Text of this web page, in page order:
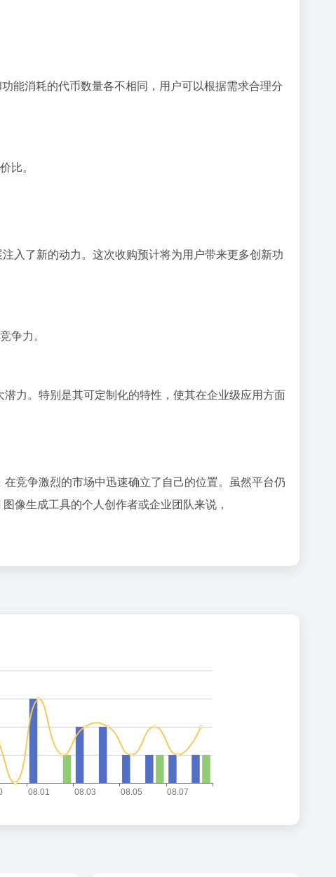
能消耗的代币数量各不相同，用户可以根据需求合理分
比。
入了新的动力。这次收购预计将为用户带来更多创新功
争力。
力。特别是其可定制化的特性，使其在企业级应用方面
竞争激烈的市场中迅速确立了自己的位置。虽然平台仍
像生成工具的个人创作者或企业团队来说，